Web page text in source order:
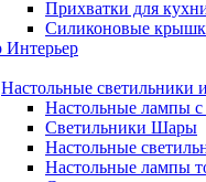
Прихватки для
Силиконовые
Интерьер
Настольные светильники
Настольные лампы
Светильники Шары
Настольные
Настольные лампы